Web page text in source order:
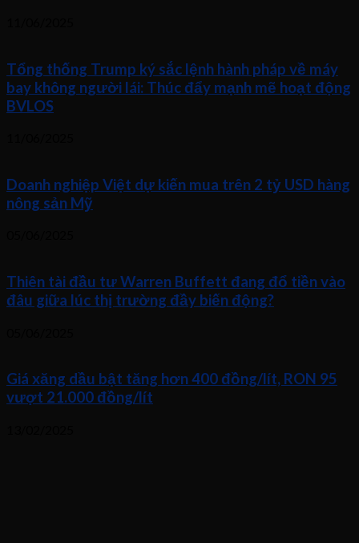
Tổng thống Trump ký sắc lệnh hành pháp về máy
bay không người lái: Thúc đẩy mạnh mẽ hoạt động
BVLOS
Doanh nghiệp Việt dự kiến mua trên 2 tỷ USD hàng
nông sản Mỹ
Thiên tài đầu tư Warren Buffett đang đổ tiền vào
đâu giữa lúc thị trường đầy biến động?
Giá xăng dầu bật tăng hơn 400 đồng/lít, RON 95
vượt 21.000 đồng/lít